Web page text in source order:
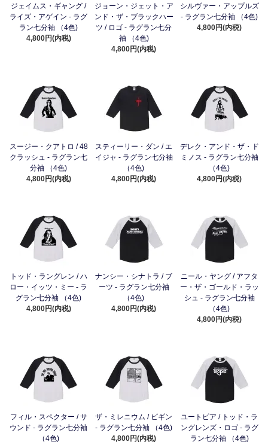
ジェイムス・ギャング /
ライズ・アゲイン - ラグ
ラン七分袖 （4色)
4,800円(内税)
ジョーン・ジェット・ア
ンド・ザ・ブラックハー
ツ / ロゴ - ラグラン七分
袖 （4色)
4,800円(内税)
シルヴァー・アップルズ
- ラグラン七分袖 （4色)
4,800円(内税)
スージー・クアトロ / 48
クラッシュ - ラグラン七
分袖 （4色)
4,800円(内税)
スティーリー・ダン / エ
イジャ - ラグラン七分袖
（4色)
4,800円(内税)
デレク・アンド・ザ・ド
ミノス - ラグラン七分袖
（4色)
4,800円(内税)
トッド・ラングレン / ハ
ロー・イッツ・ミー - ラ
グラン七分袖 （4色)
4,800円(内税)
ナンシー・シナトラ / ブ
ーツ - ラグラン七分袖
（4色)
4,800円(内税)
ニール・ヤング / アフタ
ー・ザ・ゴールド・ラッ
シュ - ラグラン七分袖
（4色)
4,800円(内税)
フィル・スペクター / サ
ウンド - ラグラン七分袖
（4色)
ザ・ミレニウム / ビギン
- ラグラン七分袖 （4色)
4,800円(内税)
ユートピア / トッド・ラ
ングレンズ・ロゴ - ラグ
ラン七分袖 （4色)